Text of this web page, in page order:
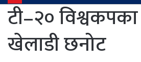
टी–२० विश्वकपका
खेलाडी छनोट